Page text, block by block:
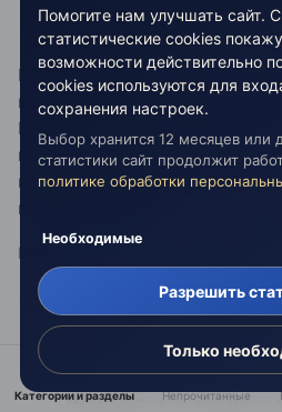
П.с. Очень важный момент – я
вами своей историей. Но вам
НАДО этого делать ))) Вы все
но если вас заинтересовал
появится реальный интерес…
попробовать? )))
Изменено
"Духовный путь никогда не
Категории и разделы Непрочитанные
Помогите нам улучшать сайт.
статистические cookies
возможности действительно
cookies используются для
сохранения настроек.
Выбор хранится 12 месяцев или
статистики сайт продолжит
политике обработки
Необходимые
Разрешить
Только